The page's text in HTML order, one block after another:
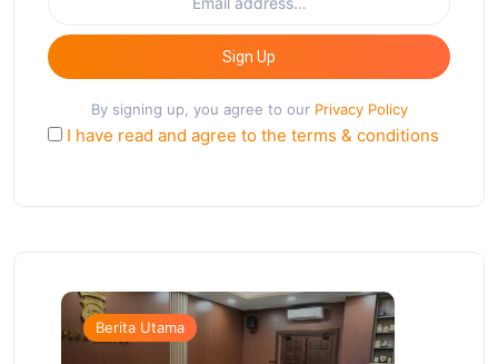
Sign Up
By signing up, you agree to our Privacy Policy
I have read and agree to the terms & conditions
Berita Utama